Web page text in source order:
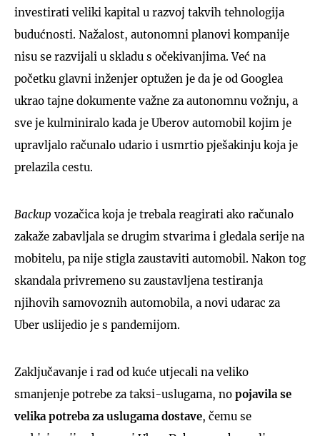
investirati veliki kapital u razvoj takvih tehnologija
budućnosti. Nažalost, autonomni planovi kompanije
nisu se razvijali u skladu s očekivanjima. Već na
početku glavni inženjer optužen je da je od Googlea
ukrao tajne dokumente važne za autonomnu vožnju, a
sve je kulminiralo kada je Uberov automobil kojim je
upravljalo računalo udario i usmrtio pješakinju koja je
prelazila cestu.
Backup vozačica koja je trebala reagirati ako računalo
zakaže zabavljala se drugim stvarima i gledala serije na
mobitelu, pa nije stigla zaustaviti automobil. Nakon tog
skandala privremeno su zaustavljena testiranja
njihovih samovoznih automobila, a novi udarac za
Uber uslijedio je s pandemijom.
Zaključavanje i rad od kuće utjecali na veliko
smanjenje potrebe za taksi-uslugama, no pojavila se
velika potreba za uslugama dostave, čemu se